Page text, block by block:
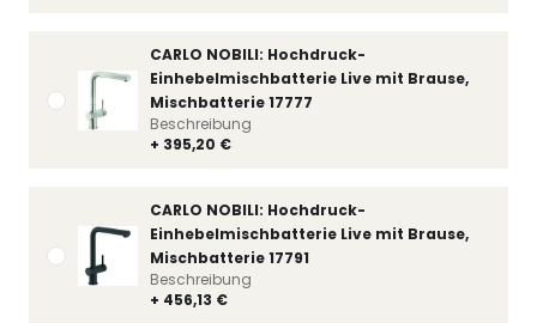
CARLO NOBILI: Hochdruck-
Einhebelmischbatterie Live mit Brause,
Mischbatterie 17777
+ 395,20 €
Beschreibung
CARLO NOBILI: Hochdruck-
Einhebelmischbatterie Live mit Brause,
Mischbatterie 17791
+ 456,13 €
Beschreibung